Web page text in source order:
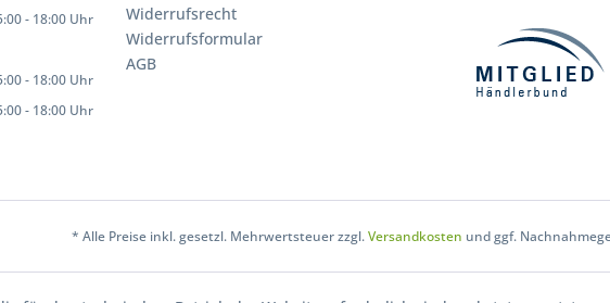
- 18:00 Uhr
- 18:00 Uhr
- 18:00 Uhr
Widerrufsrecht
Widerrufsformular
AGB
* Alle Preise inkl. gesetzl. Mehrwertsteuer zzgl.Versandkosten und ggf.